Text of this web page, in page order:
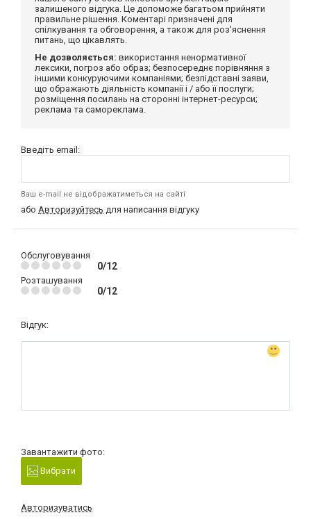
залишеного відгука. Це допоможе багатьом прийняти
правильне рішення. Коментарі призначені для
спілкування та обговорення, а також для роз'яснення
питань, що цікавлять.
Не дозволяється: використання ненормативної
лексики, погроз або образ; безпосереднє порівняння з
іншими конкуруючими компаніями; безпідставні заяви,
що ображають діяльність компанії і / або її послуги;
розміщення посилань на сторонні інтернет-ресурси;
реклама та самореклама.
Введіть email:
Ваш e-mail не відображатиметься на сайті
або Авторизуйтесь для написання відгуку
Обслуговування
0/12
Розташування
0/12
Відгук:
Завантажити фото:
Вибрати
Авторизуватись